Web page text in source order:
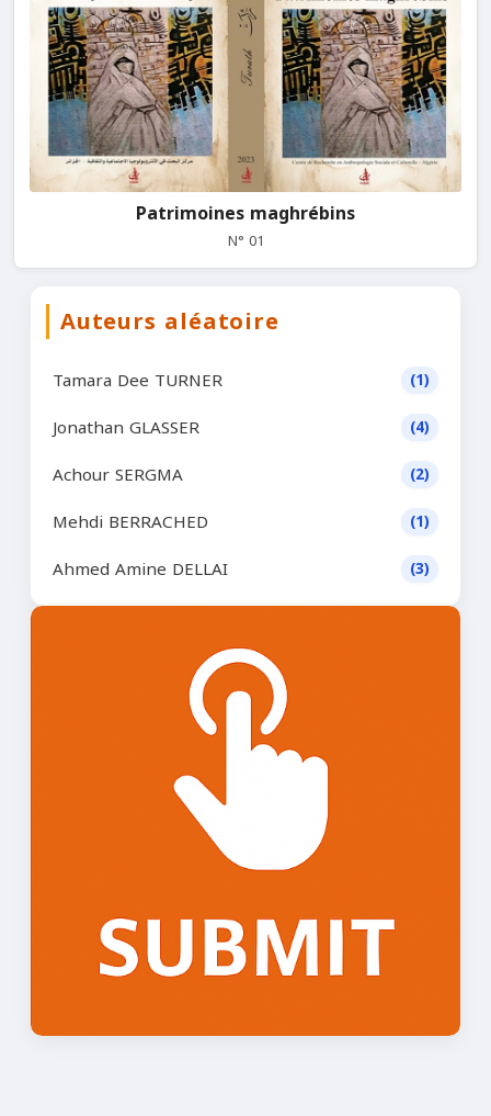
Patrimoines maghrébins
N° 01
Auteurs aléatoire
Tamara Dee TURNER (1)
Jonathan GLASSER (4)
Achour SERGMA (2)
Mehdi BERRACHED (1)
Ahmed Amine DELLAI (3)